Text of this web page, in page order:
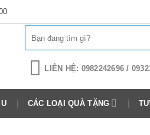
kiếm:
LIÊN HỆ: 0982242696 /
CÁC LOẠI QUÀ TẶNG